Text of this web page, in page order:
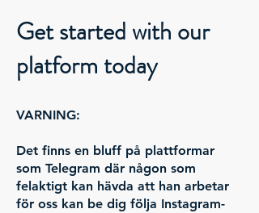
Get started with our
platform today
VARNING:
Det finns en bluff på plattformar
som Telegram där någon som
felaktigt kan hävda att han arbetar
för oss kan be dig följa Instagram-